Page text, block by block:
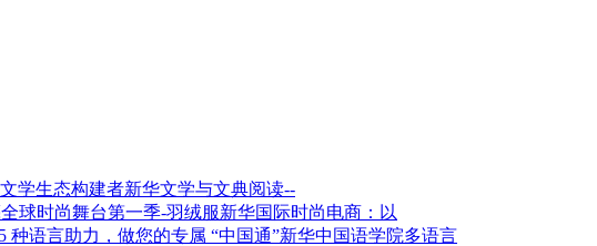
新华文学与文典阅读--
新华国际时尚电商：以
新华中国语学院多语言